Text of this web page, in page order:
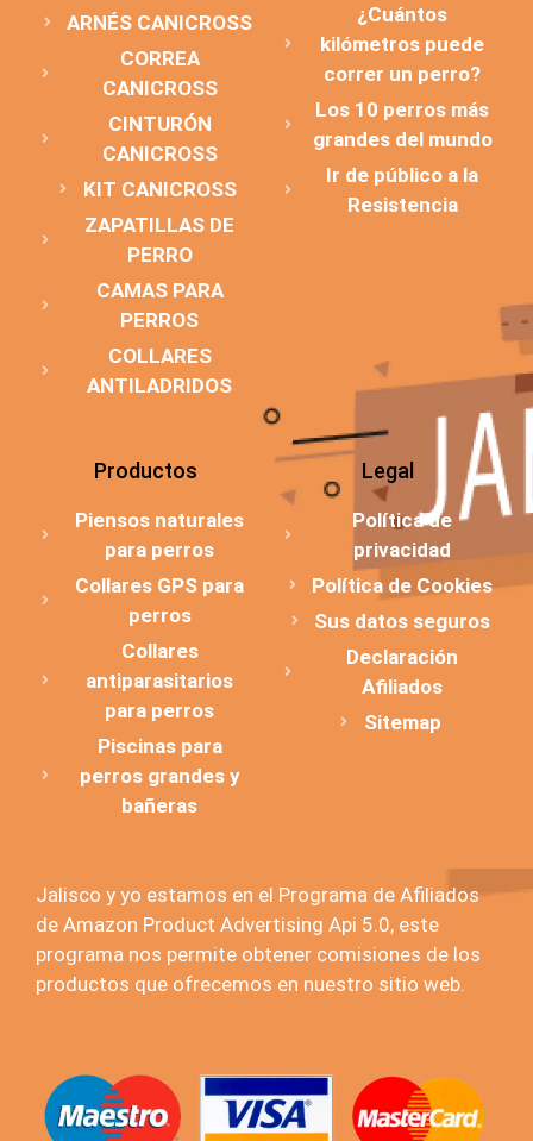
ARNÉS CANICROSS
CORREA
CANICROSS
CINTURÓN
CANICROSS
KIT CANICROSS
ZAPATILLAS DE
PERRO
CAMAS PARA
PERROS
COLLARES
ANTILADRIDOS
¿Cuántos
kilómetros puede
correr un perro?
Los 10 perros más
grandes del mundo
Ir de público a la
Resistencia
Productos
Piensos naturales
para perros
Collares GPS para
perros
Collares
antiparasitarios
para perros
Piscinas para
perros grandes y
bañeras
Legal
Política de
privacidad
Política de Cookies
Sus datos seguros
Declaración
Afiliados
Sitemap
Jalisco y yo estamos en el Programa de Afiliados
de Amazon Product Advertising Api 5.0, este
programa nos permite obtener comisiones de los
productos que ofrecemos en nuestro sitio web.